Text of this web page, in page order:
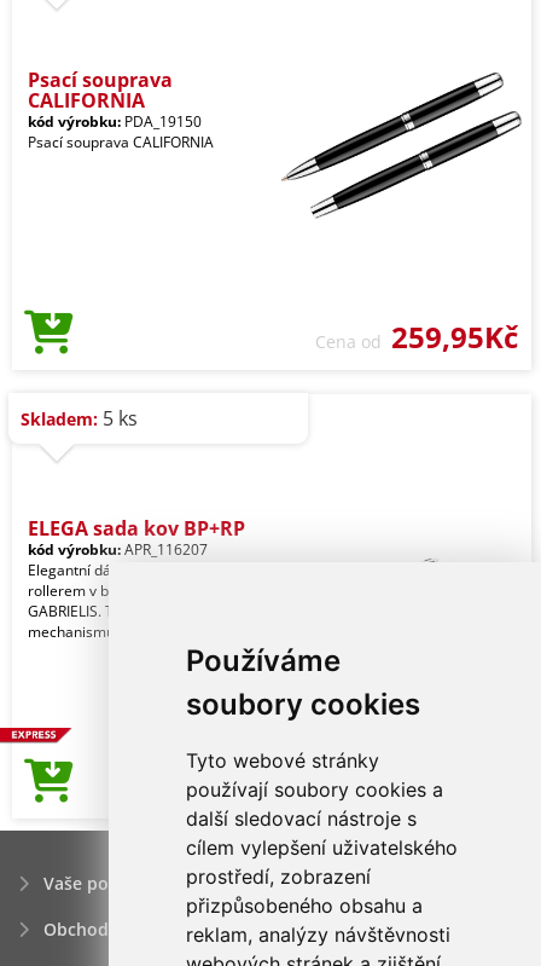
Používáme
soubory cookies
Tyto webové stránky
používají soubory cookies a
další sledovací nástroje s
cílem vylepšení uživatelského
prostředí, zobrazení
přizpůsobeného obsahu a
reklam, analýzy návštěvnosti
Psací souprava
CALIFORNIA
kód výrobku: PDA_19150
Psací souprava CALIFORNIA
Cena od 259,95Kč
Skladem: 5 ks
ELEGA sada kov BP+RP
kód výrobku:APR_116207
Elegantní dárková sada s propiskou a
rollerem v bílé krabičce se značkou
GABRIELIS. Tužky mají otočný
mechanismus, rolle
Cena od149,00Kč
Vaše poptávka
Obchodní podmínky